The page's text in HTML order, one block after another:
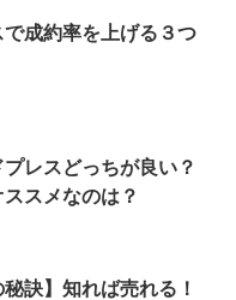
成約率を上げる３つ
レスどっちが良い？
スメなのは？
秘訣】知れば売れる！